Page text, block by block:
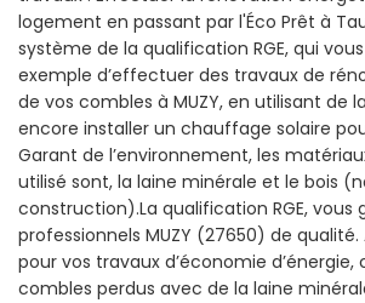
logement en passant par l'Éco Prêt à
système de la qualification RGE, qui
exemple d’effectuer des travaux de
de vos combles à MUZY, en utilisant de
encore installer un chauffage solaire
Garant de l’environnement, les
utilisé sont, la laine minérale et le bois
construction).La qualification RGE, vous
professionnels MUZY (27650) de
pour vos travaux d’économie
combles perdus avec de la laine